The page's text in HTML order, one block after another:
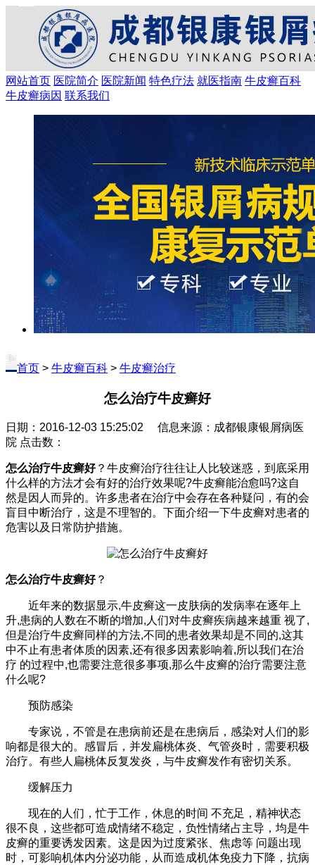
网站首页 医院简介 医院新闻 特色疗法 就医指南 牛皮癣百科
牛皮癣病因 联系我们
首页 > 牛皮癣百科 > 牛皮癣治疗
怎么治疗牛皮癣好
日期：2016-12-03 15:25:02 信息来源：成都银康银屑病医
院 点击数：
怎么治疗牛皮癣好？牛皮癣治疗往往让人比较迷惑，到底采用
什么样的方法才会有好的治疗效果呢?牛皮癣能治愈吗?这自
然是因人而异的。许多患者在治疗中会存在各种疑问，有的会
盲目中断治疗，这是不理智的。下面介绍一下牛皮癣对患者的
危害以及日常防护措施。
怎么治疗牛皮癣好？
近年来的数据显示,牛皮癣这一皮肤病的发病率在逐年上
升,患病的人数在不断的增加,人们对牛皮癣疾病越来越重 视了,
但是治疗牛皮癣同样的方法,不同的患者效果却是不同的,这其
中不止有患者体质的因素,还有很多因素影响着,所以我们在治
疗 的过程中,也需要注意很多事项,那么牛皮癣的治疗需要注意
什么呢?
预防感染
专家说，不管是在患病前还是在患病后，感染对人们的影
响都是很大的。感冒后，并发扁桃体炎、气管炎时，需要积极
治疗。有些人扁桃体反复发炎，与牛皮癣发作有密切关系。
缓解压力
现在的人们，忙于工作，休息的时间 不充足，精神状态
很不良，这些都可造成情绪不稳定，负性情绪占主导，均是牛
皮癣的重要诱发因素。这是因为过度紧张、焦虑等 问题出现
时，可影响机体内分泌功能，从而造成机体免疫力下降，抗病